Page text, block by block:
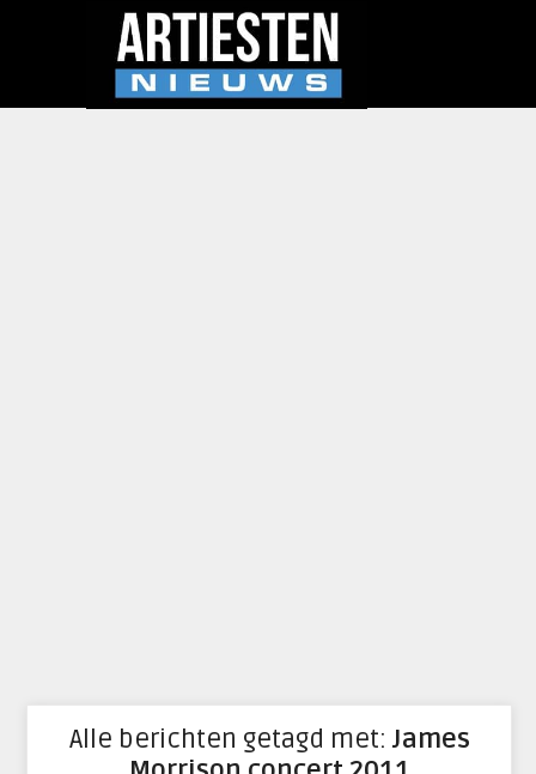
Alle berichten getagd met: James